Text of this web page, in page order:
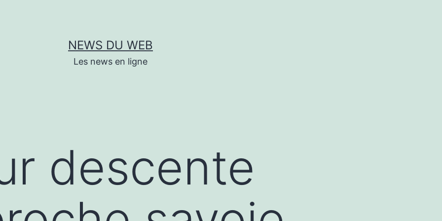
NEWS DU WEB
Les news en ligne
descente